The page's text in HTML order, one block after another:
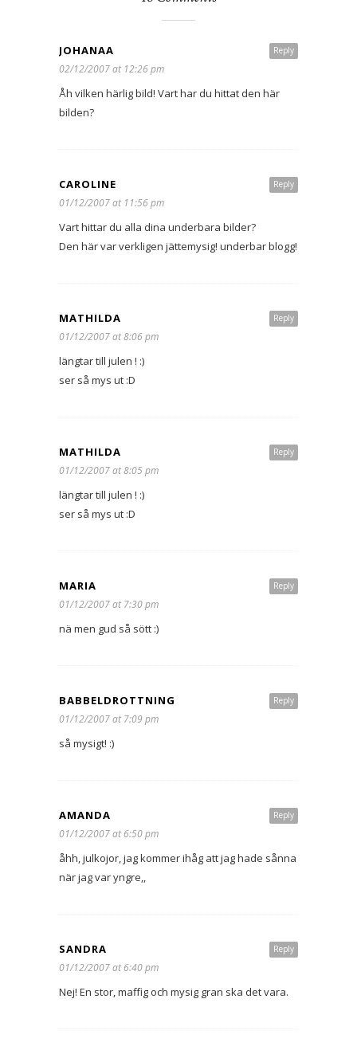
Reply
JOHANAA
02/12/2007 at 12:26 pm
Åh vilken härlig bild! Vart har du hittat den här
bilden?
Reply
CAROLINE
01/12/2007 at 11:56 pm
Vart hittar du alla dina underbara bilder?
Den här var verkligen jättemysig! underbar blogg!
Reply
MATHILDA
01/12/2007 at 8:06 pm
längtar till julen ! :)
ser så mys ut :D
Reply
MATHILDA
01/12/2007 at 8:05 pm
längtar till julen ! :)
ser så mys ut :D
Reply
MARIA
01/12/2007 at 7:30 pm
nä men gud så sött :)
Reply
BABBELDROTTNING
01/12/2007 at 7:09 pm
så mysigt! :)
Reply
AMANDA
01/12/2007 at 6:50 pm
åhh, julkojor, jag kommer ihåg att jag hade sånna
när jag var yngre,,
Reply
SANDRA
01/12/2007 at 6:40 pm
Nej! En stor, maffig och mysig gran ska det vara.